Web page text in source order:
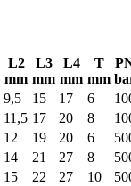
L2
mm
L3
mm
L4
mm
T
mm
9,5 15 17 6
11,5 17 20 8
12 19 20 6
14 21 27 8
15 22 27 10